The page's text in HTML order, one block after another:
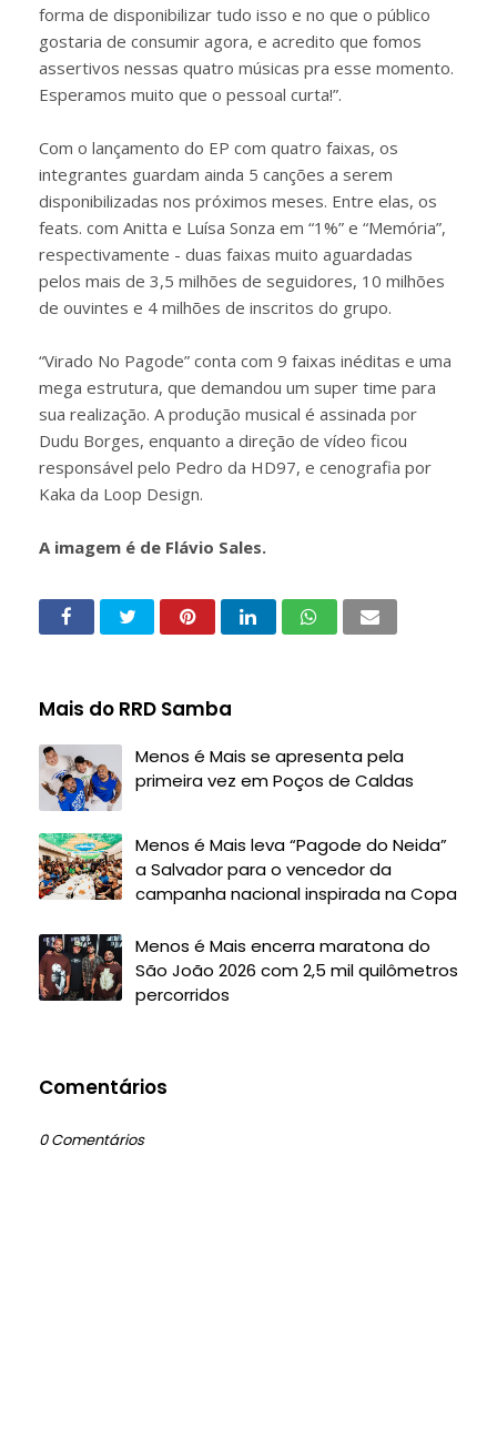
forma de disponibilizar tudo isso e no que o público
gostaria de consumir agora, e acredito que fomos
assertivos nessas quatro músicas pra esse momento.
Esperamos muito que o pessoal curta!”.
Com o lançamento do EP com quatro faixas, os
integrantes guardam ainda 5 canções a serem
disponibilizadas nos próximos meses. Entre elas, os
feats. com Anitta e Luísa Sonza em “1%” e “Memória”,
respectivamente - duas faixas muito aguardadas
pelos mais de 3,5 milhões de seguidores, 10 milhões
de ouvintes e 4 milhões de inscritos do grupo.
“Virado No Pagode” conta com 9 faixas inéditas e uma
mega estrutura, que demandou um super time para
sua realização. A produção musical é assinada por
Dudu Borges, enquanto a direção de vídeo ficou
responsável pelo Pedro da HD97, e cenografia por
Kaka da Loop Design.
A imagem é de Flávio Sales.
Mais do RRD Samba
Menos é Mais se apresenta pela
primeira vez em Poços de Caldas
Menos é Mais leva “Pagode do Neida”
a Salvador para o vencedor da
campanha nacional inspirada na Copa
Menos é Mais encerra maratona do
São João 2026 com 2,5 mil quilômetros
percorridos
Comentários
0 Comentários